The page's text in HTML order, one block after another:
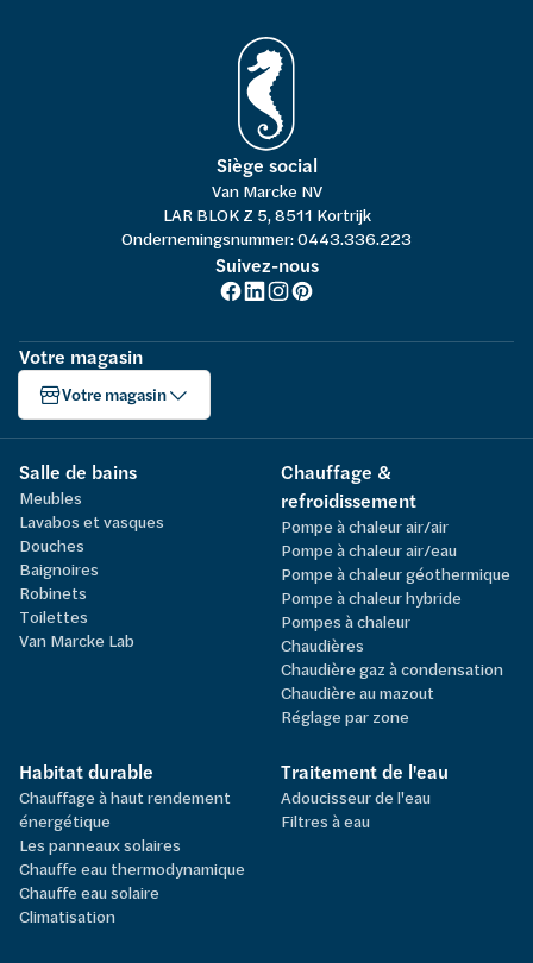
Siège social
Van Marcke NV
LAR BLOK Z 5, 8511 Kortrijk
Ondernemingsnummer: 0443.336.223
Suivez-nous
Votre magasin
Votre magasin
Salle de bains
Meubles
Lavabos et vasques
Douches
Baignoires
Robinets
Toilettes
Van Marcke Lab
Chauffage &
refroidissement
Pompe à chaleur air/air
Pompe à chaleur air/eau
Pompe à chaleur géothermique
Pompe à chaleur hybride
Pompes à chaleur
Chaudières
Chaudière gaz à condensation
Chaudière au mazout
Réglage par zone
Habitat durable
Chauffage à haut rendement
énergétique
Les panneaux solaires
Chauffe eau thermodynamique
Chauffe eau solaire
Climatisation
Traitement de l'eau
Adoucisseur de l'eau
Filtres à eau